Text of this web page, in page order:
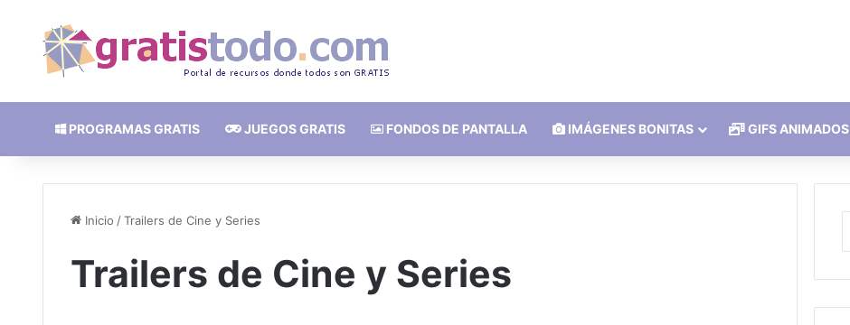
PROGRAMAS GRATIS JUEGOS GRATIS FONDOS DE PANTALLA IMÁGENES BONITAS GIFS ANIMADOS
Inicio /Trailers de Cine y Series
Trailers de Cine y Series